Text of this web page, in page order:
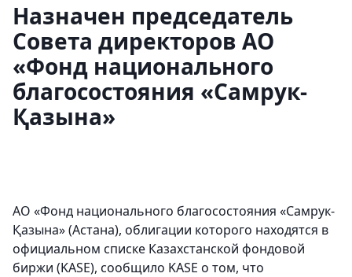
Назначен председатель
Совета директоров АО
«Фонд национального
благосостояния «Самрук-
Қазына»
АО «Фонд национального благосостояния «Самрук-
Қазына» (Астана), облигации которого находятся в
официальном списке Казахстанской фондовой
биржи (KASE), сообщило KASE о том, что